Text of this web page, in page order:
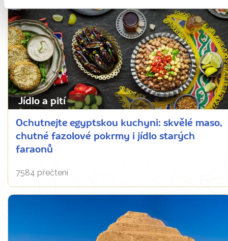
Jídlo a pití
Ochutnejte egyptskou kuchyni: skvělé maso,
chutné fazolové pokrmy i jídlo starých
faraonů
7584 přečtení